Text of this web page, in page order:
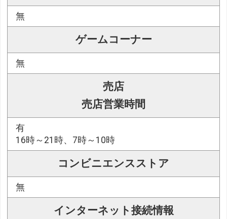
無
ゲームコーナー
無
売店
売店営業時間
有
16時～21時、7時～10時
コンビニエンスストア
無
インターネット接続情報